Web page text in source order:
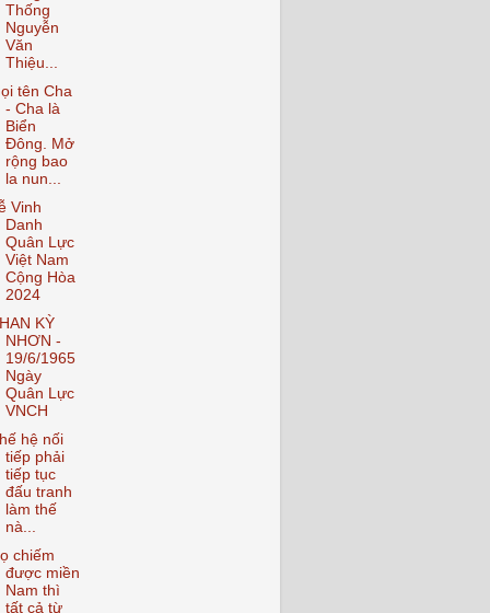
Thống
Nguyễn
Văn
Thiệu...
tên Cha
- Cha là
Biển
Đông. Mở
rộng bao
la nun...
Vinh
Danh
Quân Lực
Việt Nam
Cộng Hòa
2024
KỲ
NHƠN -
19/6/1965
Ngày
Quân Lực
VNCH
hệ nối
tiếp phải
tiếp tục
đấu tranh
làm thế
nà...
chiếm
được miền
Nam thì
tất cả từ